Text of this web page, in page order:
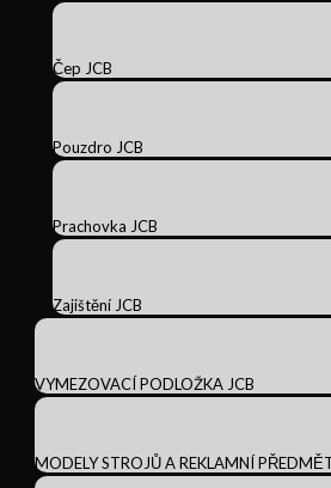
Čep JCB
Pouzdro JCB
Prachovka JCB
Zajištění JCB
VYMEZOVACÍ PODLOŽKA JCB
MODELY STROJŮ A REKLAMNÍ